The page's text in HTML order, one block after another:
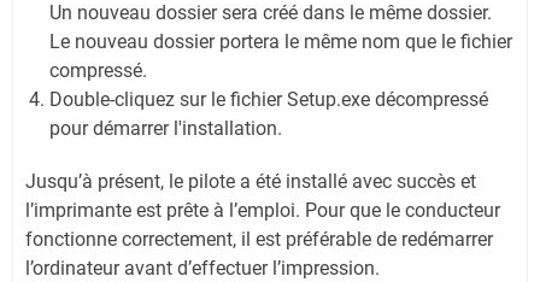
Un nouveau dossier sera créé dans le même dossier.
Le nouveau dossier portera le même nom que le fichier
compressé.
Double-cliquez sur le fichier Setup.exe décompressé
pour démarrer l'installation.
Jusqu’à présent, le pilote a été installé avec succès et
l’imprimante est prête à l’emploi. Pour que le conducteur
fonctionne correctement, il est préférable de redémarrer
l’ordinateur avant d’effectuer l’impression.